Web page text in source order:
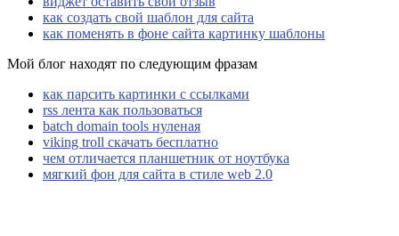
как создать свой шаблон для сайта
как поменять в фоне сайта картинку шаблоны
Мой блог находят по следующим фразам
как парсить картинки с ссылками
rss лента как пользоваться
batch domain tools нуленая
viking troll скачать бесплатно
чем отличается планшетник от ноутбука
мягкий фон для сайта в стиле web 2.0